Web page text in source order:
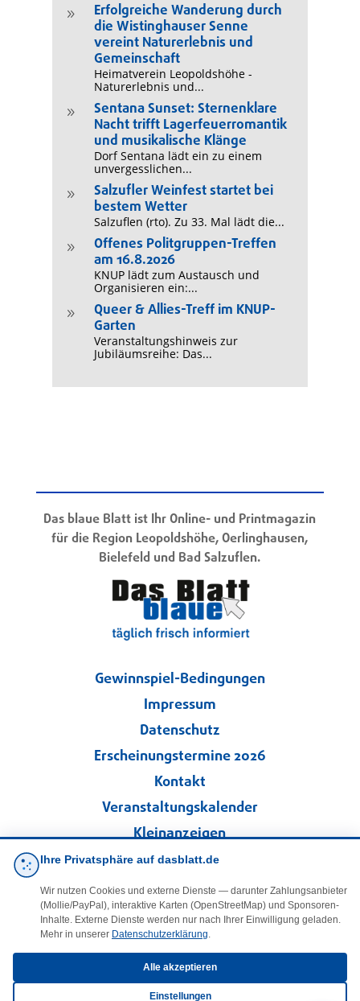
9
Erfolgreiche Wanderung durch
die Wistinghauser Senne
vereint Naturerlebnis und
Gemeinschaft
Heimatverein Leopoldshöhe -
Naturerlebnis und...
9
Sentana Sunset: Sternenklare
Nacht trifft Lagerfeuerromantik
und musikalische Klänge
Dorf Sentana lädt ein zu einem
unvergesslichen...
9
Salzufler Weinfest startet bei
bestem Wetter
Salzuflen (rto). Zu 33. Mal lädt die...
9
Offenes Politgruppen-Treffen
am 16.8.2026
KNUP lädt zum Austausch und
Organisieren ein:...
9
Queer & Allies-Treff im KNUP-
Garten
Veranstaltungshinweis zur
Jubiläumsreihe: Das...
Das blaue Blatt ist Ihr Online- und Printmagazin
für die Region Leopoldshöhe, Oerlinghausen,
Bielefeld und Bad Salzuflen.
Gewinnspiel-Bedingungen
Impressum
Datenschutz
Erscheinungstermine 2026
Kontakt
Veranstaltungskalender
Kleinanzeigen
Folgen Sie uns!
facebook
Ihre Privatsphäre auf dasblatt.de
Wir nutzen Cookies und externe Dienste — darunter Zahlungsanbieter
(Mollie/PayPal), interaktive Karten (OpenStreetMap) und Sponsoren-
Inhalte. Externe Dienste werden nur nach Ihrer Einwilligung geladen.
Mehr in unserer Datenschutzerklärung.
Alle akzeptieren
Einstellungen